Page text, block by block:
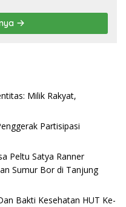
Milik Rakyat,
Partisipasi
Peltu Satya Ranner
Sumur Bor di Tanjung
Bakti Kesehatan HUT Ke-